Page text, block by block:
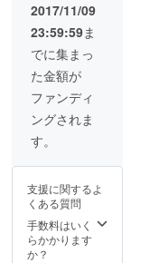
2017/11/09
23:59:59ま
でに集まっ
た金額が
ファンディ
ングされま
す。
支援に関するよ
くある質問
手数料はいく
らかかります
か？